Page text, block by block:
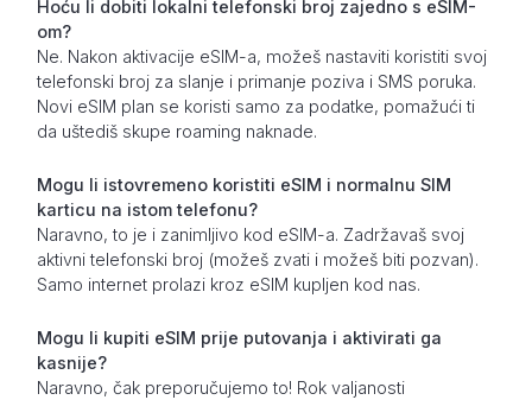
Hoću li dobiti lokalni telefonski broj zajedno s eSIM-
om?
Ne. Nakon aktivacije eSIM-a, možeš nastaviti koristiti svoj
telefonski broj za slanje i primanje poziva i SMS poruka.
Novi eSIM plan se koristi samo za podatke, pomažući ti
da uštediš skupe roaming naknade.
Mogu li istovremeno koristiti eSIM i normalnu SIM
karticu na istom telefonu?
Naravno, to je i zanimljivo kod eSIM-a. Zadržavaš svoj
aktivni telefonski broj (možeš zvati i možeš biti pozvan).
Samo internet prolazi kroz eSIM kupljen kod nas.
Mogu li kupiti eSIM prije putovanja i aktivirati ga
kasnije?
Naravno, čak preporučujemo to! Rok valjanosti